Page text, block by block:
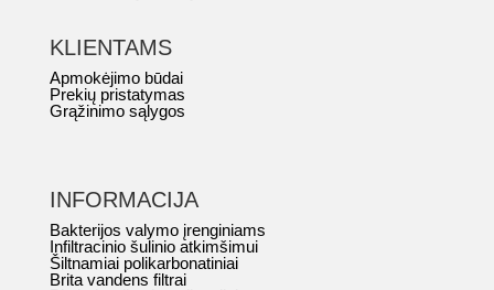
KLIENTAMS
Apmokėjimo būdai
Prekių pristatymas
Grąžinimo sąlygos
INFORMACIJA
Bakterijos valymo įrenginiams
Infiltracinio šulinio atkimšimui
Šiltnamiai polikarbonatiniai
Brita vandens filtrai